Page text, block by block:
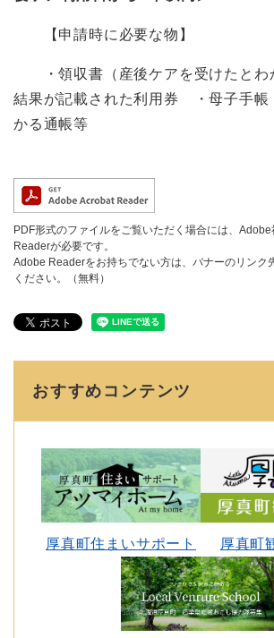
【申請時に必要な物】
・領収書（産後ケアを受けたとわ
結果が記載された利用券 ・母子手
かる通帳等
PDF形式のファイルをご覧いただく場合には、
Readerが必要です。
Adobe Readerをお持ちでない方は、バナーのリンク
ください。（無料）
おすすめコンテンツ
厚真町住まいサポート 厚真町